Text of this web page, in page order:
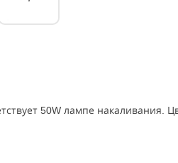
50W лампе накаливания.